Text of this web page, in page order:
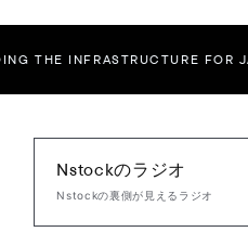
THE INFRASTRUCTURE FOR
Nstockのラジオ
Nstockの裏側が見えるラジオ